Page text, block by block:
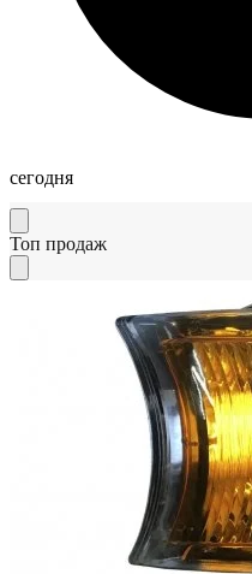
сегодня
Топ продаж